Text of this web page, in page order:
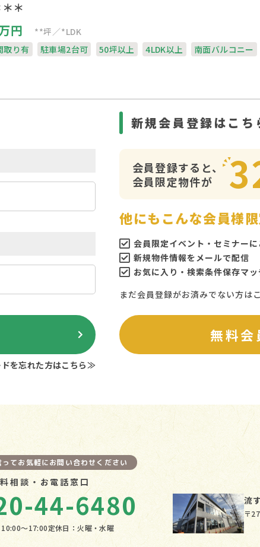
＊
円 **坪
*LDK
取り有 駐車場2台可 50坪以上 4LDK以上 南面バルコニー
を忘れた方はこちら≫
新規会員登録はこち
会員登録すると、
会員限定物件が
他にもこんな会員様
会員限定イベント・セミナー
新規物件情報をメールで配信
お気に入り・検索条件保存マ
まだ会員登録がお済みでない方は
無料会
てお気軽にお問い合わせください
相談・お電話窓口
44-6480
〜17:00定休日：火曜・水曜
流
〒